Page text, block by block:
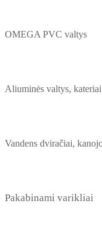
OMEGA PVC valtys
Aliuminės valtys, kateriai
Vandens dviračiai,
Pakabinami varikliai